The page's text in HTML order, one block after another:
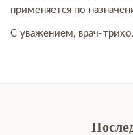
применяется по
С уважением, врач-